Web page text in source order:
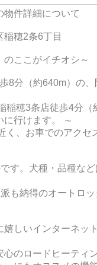
物件詳細について
穂2条6丁目
のここがイチオシ～
8分（約640m）の
稲穂3条店徒歩4分（
に行けます。 ～
く、お車でのアクセ
す。犬種・品種な
も納得のオートロ
しいインターネッ
のロードヒーティン